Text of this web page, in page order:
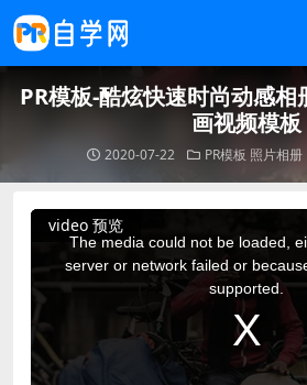
PR模板-酷炫快速时尚动感
画视频模板
2020-07-22 PR模板 照片相册
video 预览
This
The media could not be loaded,
server or network failed or
supported.